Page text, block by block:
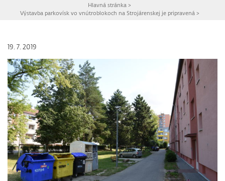
Hlavná stránka >
Výstavba parkovísk vo vnútroblokoch na Strojárenskej je pripravená >
19. 7. 2019